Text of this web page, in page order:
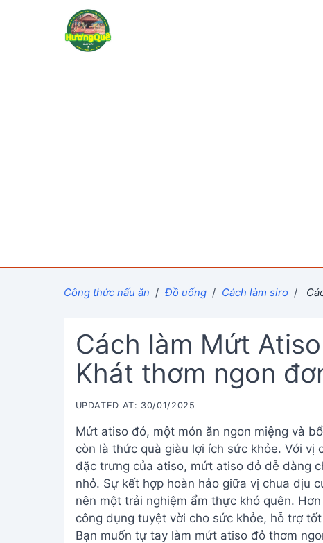
Công thức nấu ăn / Đồ uống / Cách làm siro /
Cách làm Mứt
Khát thơm ngon
UPDATED AT: 30/01/2025
Mứt atiso đỏ, một món ăn ngon miệng và
còn là thức quà giàu lợi ích sức khỏe. Với
đặc trưng của atiso, mứt atiso đỏ dễ dàng
nhỏ. Sự kết hợp hoàn hảo giữa vị chua dịu
nên một trải nghiệm ẩm thực khó quên.
công dụng tuyệt vời cho sức khỏe, hỗ trợ
Bạn muốn tự tay làm mứt atiso đỏ thơm